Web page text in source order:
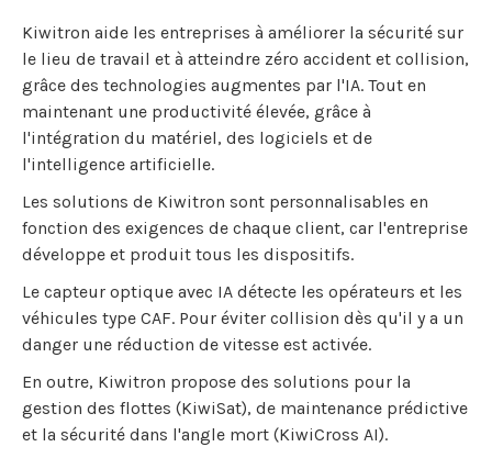
Kiwitron aide les entreprises à améliorer la sécurité sur
le lieu de travail et à atteindre zéro accident et collision,
grâce des technologies augmentes par l'IA. Tout en
maintenant une productivité élevée, grâce à
l'intégration du matériel, des logiciels et de
l'intelligence artificielle.
Les solutions de Kiwitron sont personnalisables en
fonction des exigences de chaque client, car l'entreprise
développe et produit tous les dispositifs.
Le capteur optique avec IA détecte les opérateurs et les
véhicules type CAF. Pour éviter collision dès qu'il y a un
danger une réduction de vitesse est activée.
En outre, Kiwitron propose des solutions pour la
gestion des flottes (KiwiSat), de maintenance prédictive
et la sécurité dans l'angle mort (KiwiCross AI).